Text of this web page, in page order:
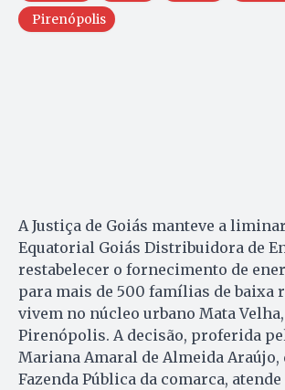
Pirenópolis
A Justiça de Goiás manteve a
Equatorial Goiás Distribuidora de
restabelecer o fornecimento de
para mais de 500 famílias de baixa
vivem no núcleo urbano Mata
Pirenópolis. A decisão, proferida
Mariana Amaral de Almeida Araújo,
Fazenda Pública da comarca,